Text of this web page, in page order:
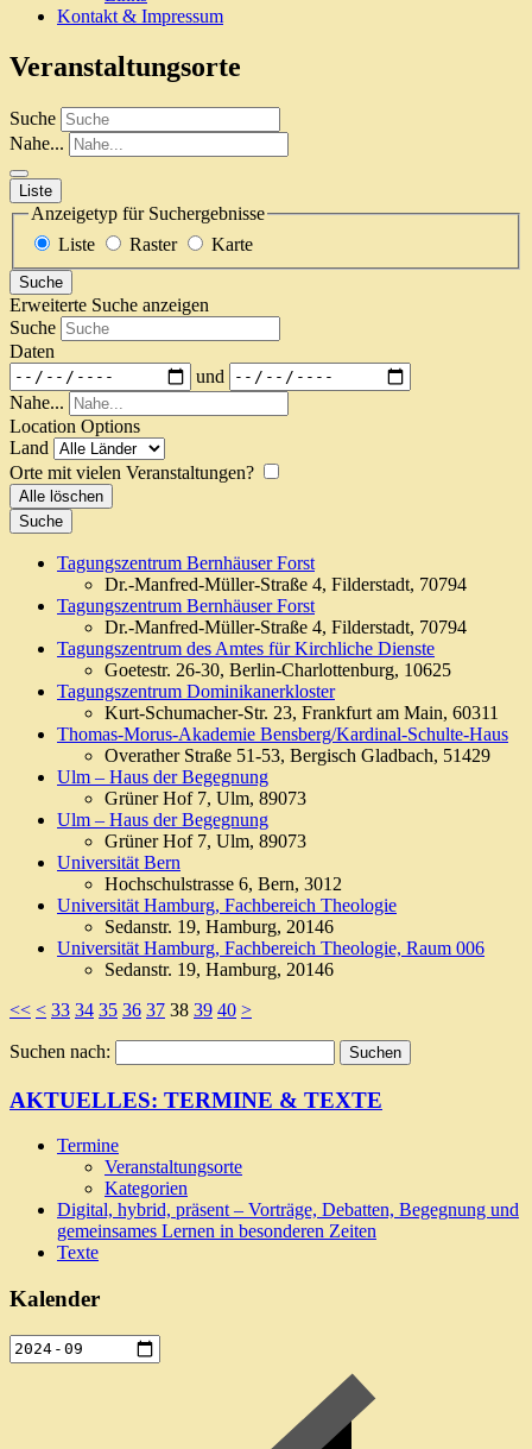
Kontakt & Impressum
Veranstaltungsorte
Suche
Nahe...
Liste
Anzeigetyp für Suchergebnisse
Liste
Raster Karte
Suche
Erweiterte Suche anzeigen
Suche
Daten
und
Nahe...
Location Options
Land
Orte mit vielen Veranstaltungen?
Alle löschen
Suche
Tagungszentrum Bernhäuser Forst
Dr.-Manfred-Müller-Straße 4, Filderstadt, 70794
Tagungszentrum Bernhäuser Forst
Dr.-Manfred-Müller-Straße 4, Filderstadt, 70794
Tagungszentrum des Amtes für Kirchliche Dienste
Goetestr. 26-30, Berlin-Charlottenburg, 10625
Tagungszentrum Dominikanerkloster
Kurt-Schumacher-Str. 23, Frankfurt am Main, 60311
Thomas-Morus-Akademie Bensberg/Kardinal-Schulte-Haus
Overather Straße 51-53, Bergisch Gladbach, 51429
Ulm – Haus der Begegnung
Grüner Hof 7, Ulm, 89073
Ulm – Haus der Begegnung
Grüner Hof 7, Ulm, 89073
Universität Bern
Hochschulstrasse 6, Bern, 3012
Universität Hamburg, Fachbereich Theologie
Sedanstr. 19, Hamburg, 20146
Universität Hamburg, Fachbereich Theologie, Raum 006
Sedanstr. 19, Hamburg, 20146
<< < 33 34 35 36 37 38 39 40 >
Suchen nach:
AKTUELLES: TERMINE & TEXTE
Termine
Veranstaltungsorte
Kategorien
Digital, hybrid, präsent – Vorträge, Debatten, Begegnung und
gemeinsames Lernen in besonderen Zeiten
Texte
Kalender